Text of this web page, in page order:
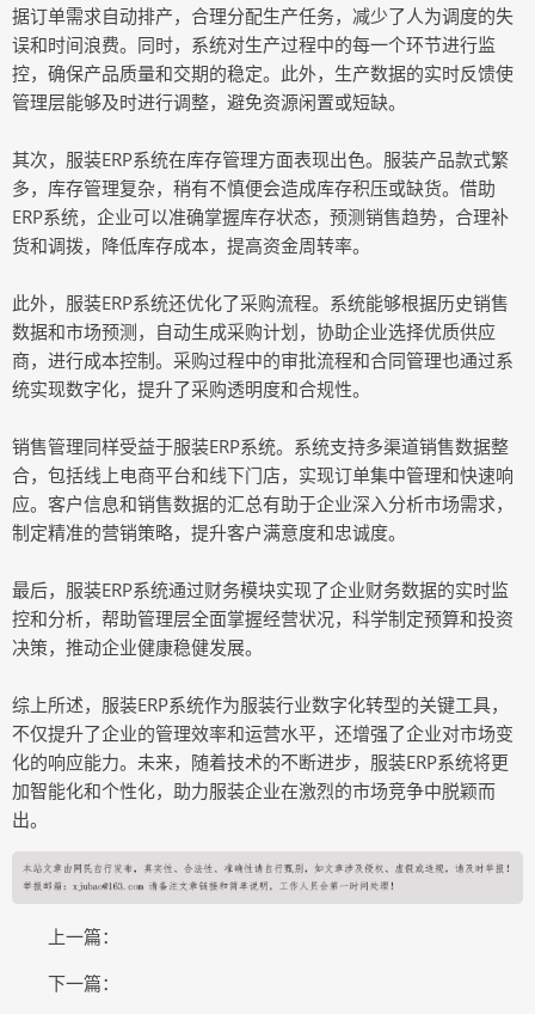
据订单需求自动排产，合理分配生产任务，减少了人为调度的失
误和时间浪费。同时，系统对生产过程中的每一个环节进行监
控，确保产品质量和交期的稳定。此外，生产数据的实时反馈使
管理层能够及时进行调整，避免资源闲置或短缺。
其次，服装ERP系统在库存管理方面表现出色。服装产品款式繁
多，库存管理复杂，稍有不慎便会造成库存积压或缺货。借助
ERP系统，企业可以准确掌握库存状态，预测销售趋势，合理补
货和调拨，降低库存成本，提高资金周转率。
此外，服装ERP系统还优化了采购流程。系统能够根据历史销售
数据和市场预测，自动生成采购计划，协助企业选择优质供应
商，进行成本控制。采购过程中的审批流程和合同管理也通过系
统实现数字化，提升了采购透明度和合规性。
销售管理同样受益于服装ERP系统。系统支持多渠道销售数据整
合，包括线上电商平台和线下门店，实现订单集中管理和快速响
应。客户信息和销售数据的汇总有助于企业深入分析市场需求，
制定精准的营销策略，提升客户满意度和忠诚度。
最后，服装ERP系统通过财务模块实现了企业财务数据的实时监
控和分析，帮助管理层全面掌握经营状况，科学制定预算和投资
决策，推动企业健康稳健发展。
综上所述，服装ERP系统作为服装行业数字化转型的关键工具，
不仅提升了企业的管理效率和运营水平，还增强了企业对市场变
化的响应能力。未来，随着技术的不断进步，服装ERP系统将更
加智能化和个性化，助力服装企业在激烈的市场竞争中脱颖而
出。
上一篇：
下一篇：